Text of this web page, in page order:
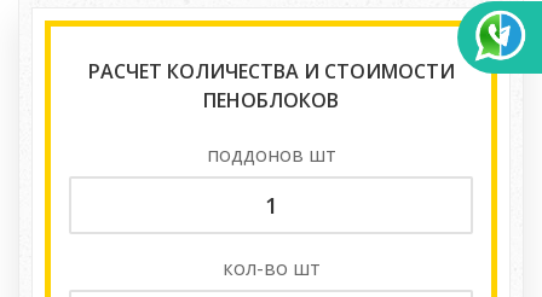
РАСЧЕТ КОЛИЧЕСТВА И СТОИМОСТИ
ПЕНОБЛОКОВ
поддонов шт
кол-во шт